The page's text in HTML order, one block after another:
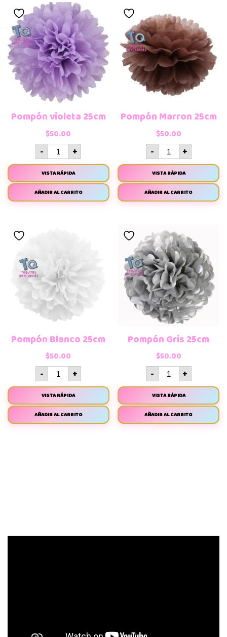
Pompón violeta 25cm
$50.00
- +
VISTA RÁPIDA
AÑADIR AL CARRITO
Pompón Marron 25cm
$50.00
- +
VISTA RÁPIDA
AÑADIR AL CARRITO
Pompón Blanco 25cm
$50.00
- +
VISTA RÁPIDA
AÑADIR AL CARRITO
Pompón Gris 25cm
$50.00
- +
VISTA RÁPIDA
AÑADIR AL CARRITO